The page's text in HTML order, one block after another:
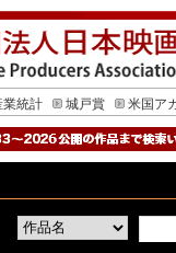
業統計 城戸賞 米国ア